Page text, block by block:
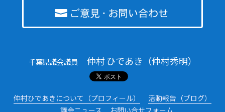
千葉県議会議員 仲村 ひであき（仲村秀明）
仲村ひであきについて（プロフィール）
活動報告（ブログ）